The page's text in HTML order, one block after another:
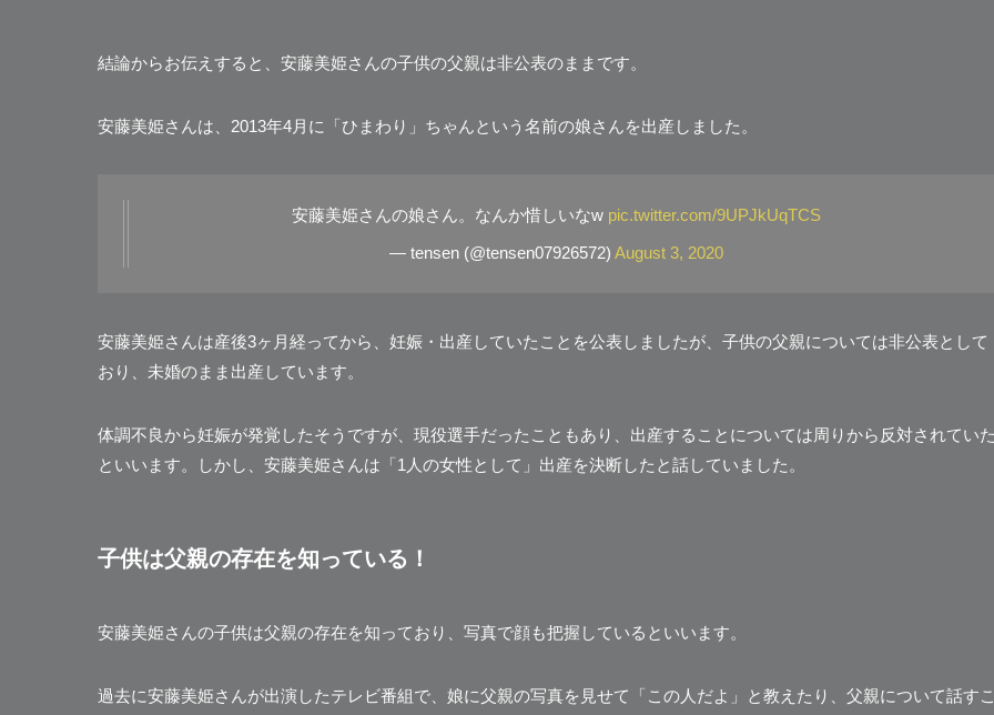
結論からお伝えすると、安藤美姫さんの子供の父親は非公表のままです。
安藤美姫さんは、2013年4月に「ひまわり」ちゃんという名前の娘さんを出産しました。
安藤美姫さんの娘さん。なんか惜しいなw pic.twitter.com/9UPJkUqTCS
— tensen (@tensen07926572) August 3, 2020
安藤美姫さんは産後3ヶ月経ってから、妊娠・出産していたことを公表しましたが、子供の父親については非公表として
おり、未婚のまま出産しています。
体調不良から妊娠が発覚したそうですが、現役選手だったこともあり、出産することについては周りから反対されてい
といいます。しかし、安藤美姫さんは「1人の女性として」出産を決断したと話していました。
子供は父親の存在を知っている！
安藤美姫さんの子供は父親の存在を知っており、写真で顔も把握しているといいます。
過去に安藤美姫さんが出演したテレビ番組で、娘に父親の写真を見せて「この人だよ」と教えたり、父親について話す